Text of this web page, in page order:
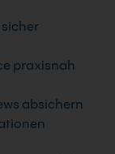
praxisnah
absichern